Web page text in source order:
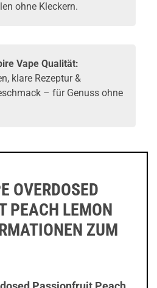
ohne Kleckern.
Vape Qualität:
klare Rezeptur &
– für Genuss ohne
OVERDOSED
PEACH LEMON
ZUM